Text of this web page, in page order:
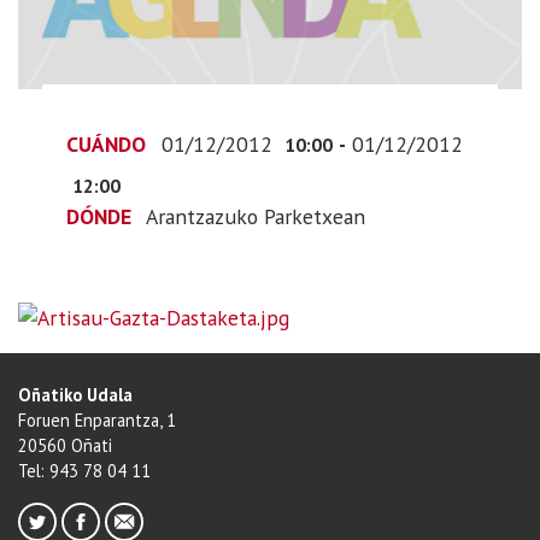
01T11:00:00+01:00
2012-
CUÁNDO 01/12/2012 10:00 - 01/12/2012
12:00
DÓNDE Arantzazuko Parketxean
Oñatiko Udala
Foruen Enparantza, 1
20560 Oñati
Tel: 943 78 04 11